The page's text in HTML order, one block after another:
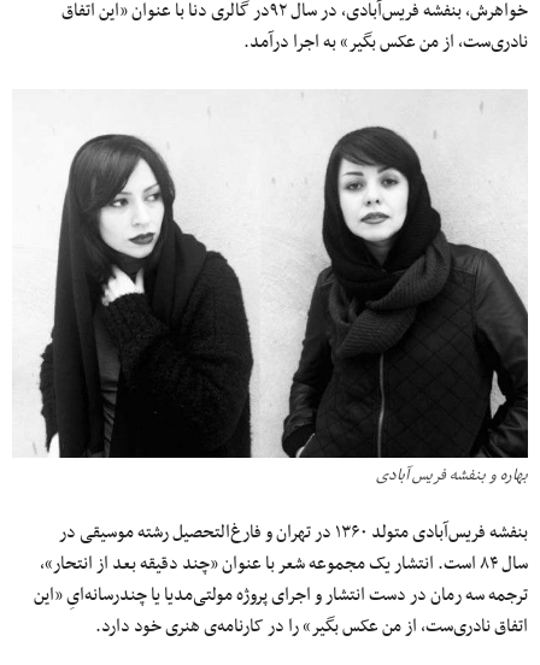
خواهرش، بنفشه فریس‌آبادی، در سال ۹۲در گالری دنا با عنوان «این اتفاق
نادری‌ست، از من عکس بگیر» به اجرا درآمد.
بهاره و بنفشه فریس آبادی
بنفشه فریس‌آبادی متولد ۱۳۶۰ در تهران و فارغ‌التحصیل رشته‌ موسیقی در
سال ۸۴ است. انتشار یک مجموعه شعر با عنوان «چند دقیقه بعد از انتحار»،
ترجمه‌ سه رمان در دست انتشار و اجرای پروژه‌ مولتی‌مدیا یا چندرسانه‌ایِ «این
اتفاق نادری‌ست، از من عکس بگیر» را در کارنامه‌ی هنری خود دارد.